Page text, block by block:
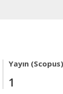
Yayın (Scopus)
1